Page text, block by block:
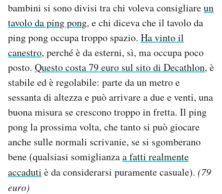
bambini si sono divisi tra chi voleva consigliareun
tavolo da ping pong, e chi diceva che il tavolo da
ping pong occupa troppo spazio. Ha vinto il
canestro, perché è da esterni, sì, ma occupa poco
posto. Questo costa 79 euro sul sito di Decathlon, è
stabile ed è regolabile: parte da un metro e
sessanta di altezza e può arrivare a due e venti, una
buona misura se crescono troppo in fretta. Il ping
pong la prossima volta, che tanto si può giocare
anche sulle normali scrivanie, se si sgomberano
bene (qualsiasi somiglianzaa fatti realmente
accaduti è da considerarsi puramente casuale). (79
euro)